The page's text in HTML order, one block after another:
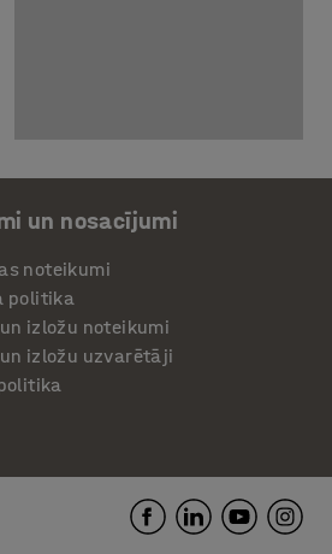
un nosacījumi
noteikumi
politika
izložu noteikumi
izložu uzvarētāji